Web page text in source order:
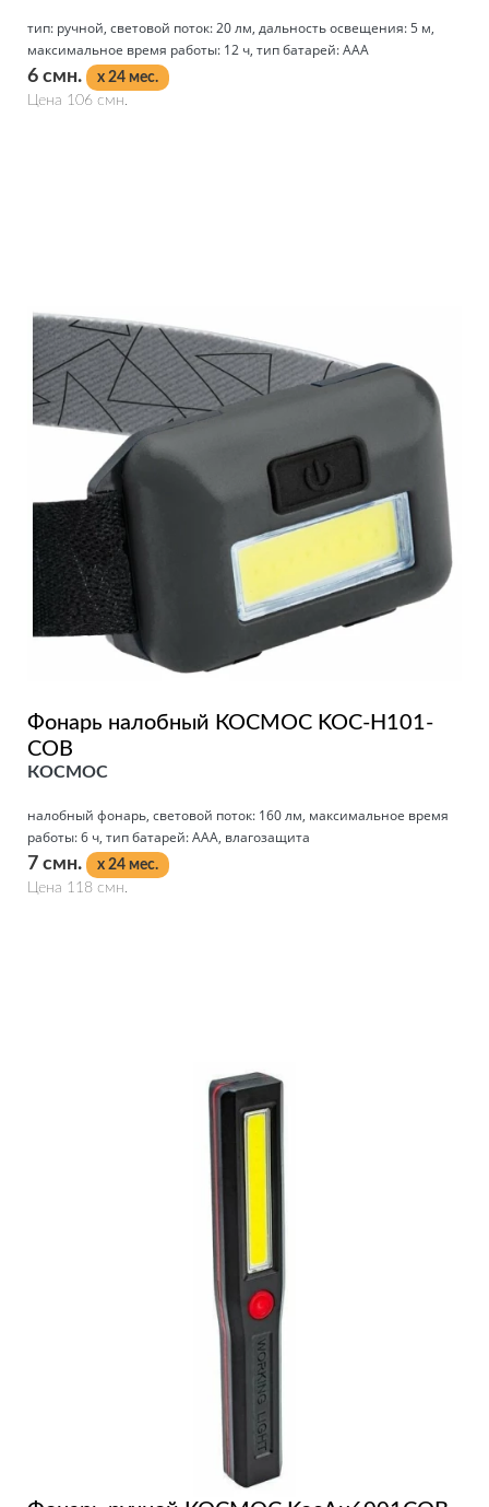
тип: ручной, световой поток: 20 лм, дальность освещения: 5 м,
максимальное время работы: 12 ч, тип батарей: AAA
6 смн.
x 24 мес.
Цена 106 смн.
Фонарь налобный КОСМОС KOC-H101-
COB
КОСМОС
налобный фонарь, световой поток: 160 лм, максимальное время
работы: 6 ч, тип батарей: AAA, влагозащита
7 смн.
x 24 мес.
Цена 118 смн.